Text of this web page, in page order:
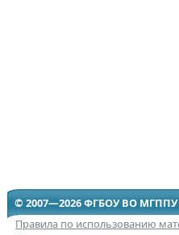
© 2007—2026 ФГБОУ ВО МГППУ
Правила по использованию